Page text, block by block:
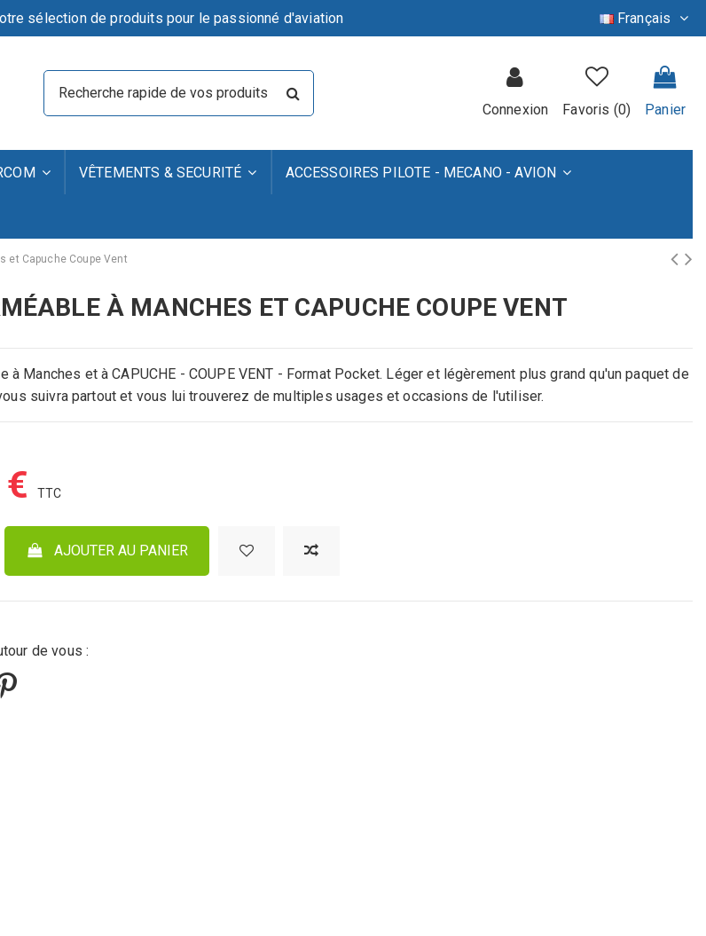
sélection de produits pour le passionné d'aviation Français
Connexion Favoris (0) Panier
VÊTEMENTS & SECURITÉ ACCESSOIRES PILOTE - MECANO - AVION
et Capuche Coupe Vent
À MANCHES ET CAPUCHE COUPE VENT
à Manches et à CAPUCHE - COUPE VENT - Format Pocket. Léger et légèrement plus grand qu'un paquet de
suivra partout et vous lui trouverez de multiples usages et occasions de l'utiliser.
€
AJOUTER AU PANIER
de vous :